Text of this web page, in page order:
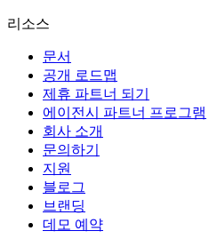
리소스
문서
공개 로드맵
제휴 파트너 되기
에이전시 파트너 프로그램
회사 소개
문의하기
지원
블로그
브랜딩
데모 예약